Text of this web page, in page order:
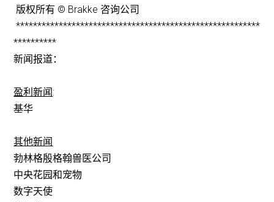
版权所有 © Brakke 咨询公司
*********************************************************
**********
新闻报道：
盈利新闻 :
基华
其他新闻
勃林格殷格翰兽医公司
中央花园和宠物
数字天使